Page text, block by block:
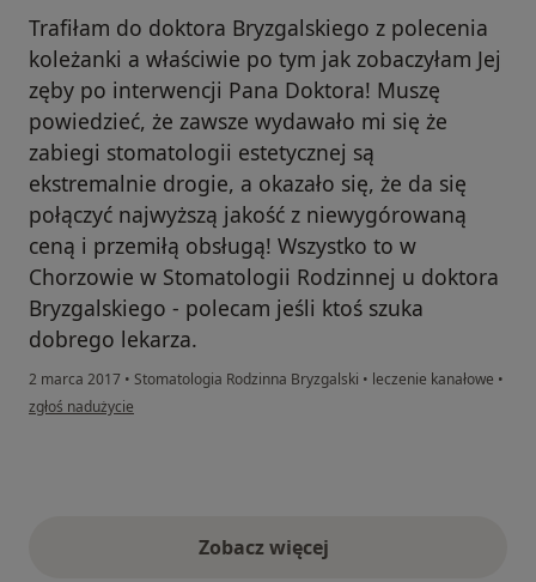
Trafiłam do doktora Bryzgalskiego z polecenia
koleżanki a właściwie po tym jak zobaczyłam Jej
zęby po interwencji Pana Doktora! Muszę
powiedzieć, że zawsze wydawało mi się że
zabiegi stomatologii estetycznej są
ekstremalnie drogie, a okazało się, że da się
połączyć najwyższą jakość z niewygórowaną
ceną i przemiłą obsługą! Wszystko to w
Chorzowie w Stomatologii Rodzinnej u doktora
Bryzgalskiego - polecam jeśli ktoś szuka
dobrego lekarza.
2 marca 2017 • Stomatologia Rodzinna Bryzgalski • leczenie kanałowe •
w opinii użytkownika Konto zostało usunięte
zgłoś nadużycie
Zobacz więcejopinie powyżej